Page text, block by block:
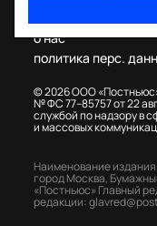
© 2026 ООО
№ ФС 77–85757 от 22
службой по надзору в
и массовых
о нас
политика перс.
Наименование
город Москва,
«Постньюс» Главный
редакции: